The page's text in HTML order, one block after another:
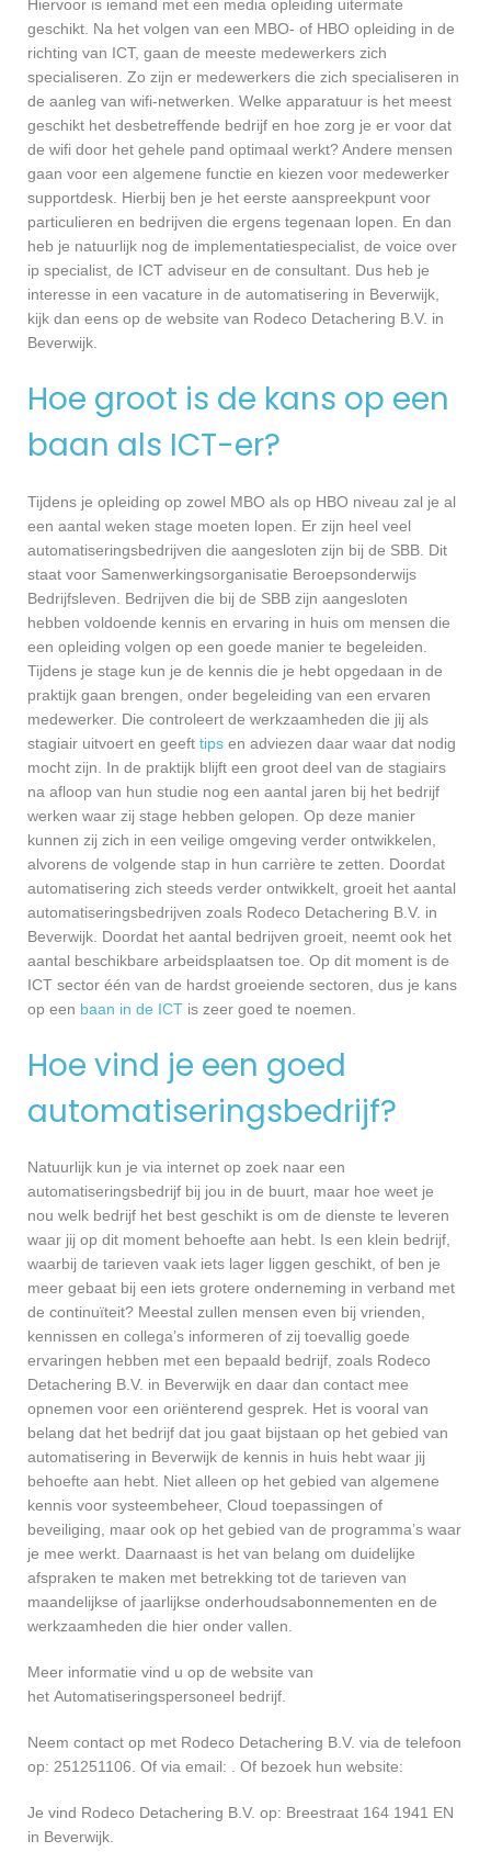
Hiervoor is iemand met een media opleiding uitermate
geschikt. Na het volgen van een MBO- of HBO opleiding in de
richting van ICT, gaan de meeste medewerkers zich
specialiseren. Zo zijn er medewerkers die zich specialiseren in
de aanleg van wifi-netwerken. Welke apparatuur is het meest
geschikt het desbetreffende bedrijf en hoe zorg je er voor dat
de wifi door het gehele pand optimaal werkt? Andere mensen
gaan voor een algemene functie en kiezen voor medewerker
supportdesk. Hierbij ben je het eerste aanspreekpunt voor
particulieren en bedrijven die ergens tegenaan lopen. En dan
heb je natuurlijk nog de implementatiespecialist, de voice over
ip specialist, de ICT adviseur en de consultant. Dus heb je
interesse in een vacature in de automatisering in Beverwijk,
kijk dan eens op de website van Rodeco Detachering B.V. in
Beverwijk.
Hoe groot is de kans op een
baan als ICT-er?
Tijdens je opleiding op zowel MBO als op HBO niveau zal je al
een aantal weken stage moeten lopen. Er zijn heel veel
automatiseringsbedrijven die aangesloten zijn bij de SBB. Dit
staat voor Samenwerkingsorganisatie Beroepsonderwijs
Bedrijfsleven. Bedrijven die bij de SBB zijn aangesloten
hebben voldoende kennis en ervaring in huis om mensen die
een opleiding volgen op een goede manier te begeleiden.
Tijdens je stage kun je de kennis die je hebt opgedaan in de
praktijk gaan brengen, onder begeleiding van een ervaren
medewerker. Die controleert de werkzaamheden die jij als
stagiair uitvoert en geeft tips en adviezen daar waar dat nodig
mocht zijn. In de praktijk blijft een groot deel van de stagiairs
na afloop van hun studie nog een aantal jaren bij het bedrijf
werken waar zij stage hebben gelopen. Op deze manier
kunnen zij zich in een veilige omgeving verder ontwikkelen,
alvorens de volgende stap in hun carrière te zetten. Doordat
automatisering zich steeds verder ontwikkelt, groeit het aantal
automatiseringsbedrijven zoals Rodeco Detachering B.V. in
Beverwijk. Doordat het aantal bedrijven groeit, neemt ook het
aantal beschikbare arbeidsplaatsen toe. Op dit moment is de
ICT sector één van de hardst groeiende sectoren, dus je kans
op een baan in de ICT is zeer goed te noemen.
Hoe vind je een goed
automatiseringsbedrijf?
Natuurlijk kun je via internet op zoek naar een
automatiseringsbedrijf bij jou in de buurt, maar hoe weet je
nou welk bedrijf het best geschikt is om de dienste te leveren
waar jij op dit moment behoefte aan hebt. Is een klein bedrijf,
waarbij de tarieven vaak iets lager liggen geschikt, of ben je
meer gebaat bij een iets grotere onderneming in verband met
de continuïteit? Meestal zullen mensen even bij vrienden,
kennissen en collega’s informeren of zij toevallig goede
ervaringen hebben met een bepaald bedrijf, zoals Rodeco
Detachering B.V. in Beverwijk en daar dan contact mee
opnemen voor een oriënterend gesprek. Het is vooral van
belang dat het bedrijf dat jou gaat bijstaan op het gebied van
automatisering in Beverwijk de kennis in huis hebt waar jij
behoefte aan hebt. Niet alleen op het gebied van algemene
kennis voor systeembeheer, Cloud toepassingen of
beveiliging, maar ook op het gebied van de programma’s waar
je mee werkt. Daarnaast is het van belang om duidelijke
afspraken te maken met betrekking tot de tarieven van
maandelijkse of jaarlijkse onderhoudsabonnementen en de
werkzaamheden die hier onder vallen.
Meer informatie vind u op de website van
het Automatiseringspersoneel bedrijf.
Neem contact op met Rodeco Detachering B.V. via de telefoon
op: 251251106. Of via email:
. Of bezoek hun website:
Je vind Rodeco Detachering B.V. op: Breestraat 164 1941 EN
in Beverwijk.